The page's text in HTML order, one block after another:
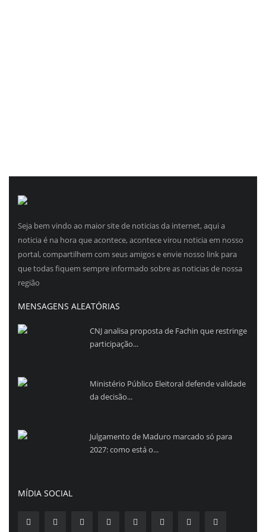
Seja bem vindo ao maior site de noticias da internet, aqui a
noticia é na hora que acontece, acontece virou noticia em nosso
portal, compartilhem com seus amigos e envie nosso link para
que todas fiquem sempre informado sobre as noticias de nossa
região
MENSAGENS ALEATÓRIAS
CNJ analisa proposta de Fachin que restringe
participação...
Ministério Público Eleitoral defende validade
da decisão...
Julgamento de Maduro marcado só para
2027: como está o...
MÍDIA SOCIAL